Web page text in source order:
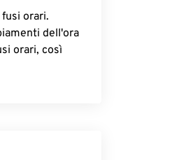
orari.
dell'ora
orari, così